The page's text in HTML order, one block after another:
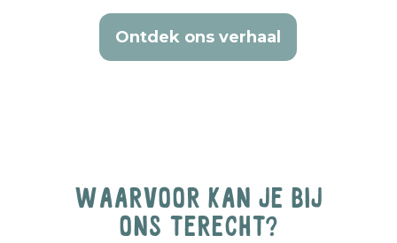
Ontdek ons verhaal
Waarvoor kan je bij
ons terecht?